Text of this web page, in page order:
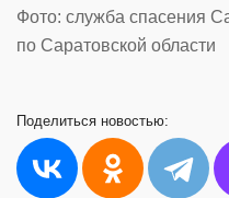
Фото: служба спасения
по Саратовской области
Поделиться новостью: